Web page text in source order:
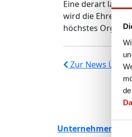
Eine derart
wird die
höchstes Organ
Zur News
Unternehmen